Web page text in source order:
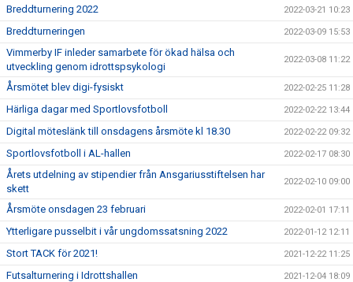
Breddturnering 2022 2022-03-21 10:23
Breddturneringen 2022-03-09 15:53
Vimmerby IF inleder samarbete för ökad hälsa och
utveckling genom idrottspsykologi
2022-03-08 11:22
Årsmötet blev digi-fysiskt 2022-02-25 11:28
Härliga dagar med Sportlovsfotboll 2022-02-22 13:44
Digital möteslänk till onsdagens årsmöte kl 18.30 2022-02-22 09:32
Sportlovsfotboll i AL-hallen 2022-02-17 08:30
Årets utdelning av stipendier från Ansgariusstiftelsen har
skett
2022-02-10 09:00
Årsmöte onsdagen 23 februari 2022-02-01 17:11
Ytterligare pusselbit i vår ungdomssatsning 2022 2022-01-12 12:11
Stort TACK för 2021! 2021-12-22 11:25
Futsalturnering i Idrottshallen 2021-12-04 18:09